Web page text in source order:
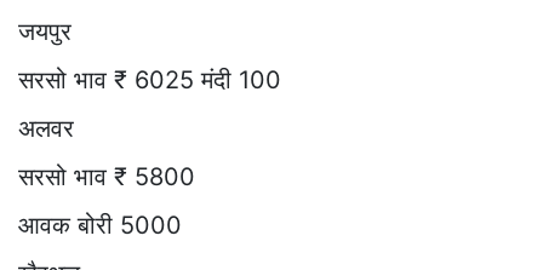
जयपुर
सरसो भाव ₹ 6025 मंदी 100
अलवर
सरसो भाव ₹ 5800
आवक बोरी 5000